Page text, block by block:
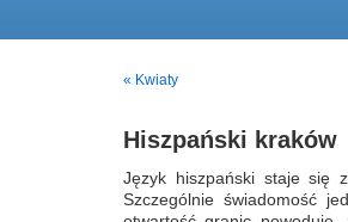
« Kwiaty
Hiszpański kraków
Język hiszpański staje się
Szczególnie świadomość